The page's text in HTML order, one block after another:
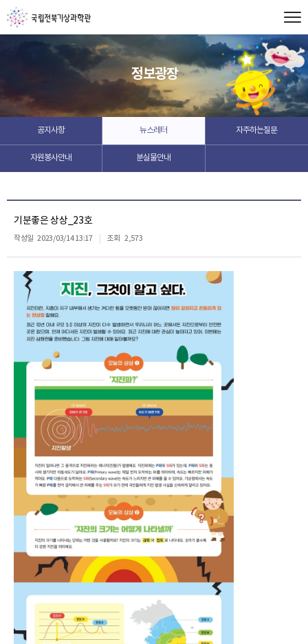
정보광장
공지사항 뉴스레터 자주하는질문
자원봉사안내 분실물안내
기분좋은 상상_23호
작성일 2023/03/14 13:17 조회 2,573